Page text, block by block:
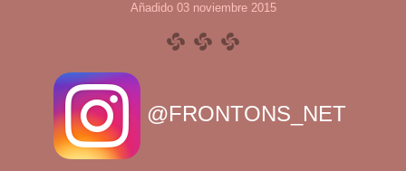
Añadido 03 noviembre 2015
@FRONTONS_NET